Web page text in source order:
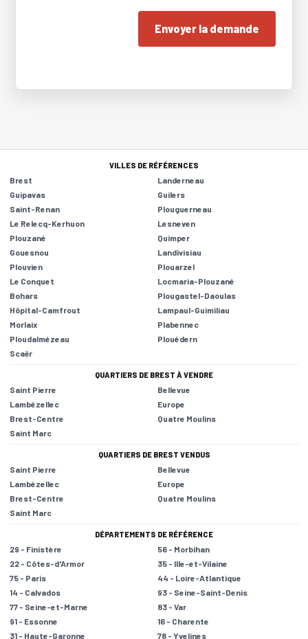
Envoyer la demande
VILLES DE RÉFÉRENCES
Brest
Landerneau
Guipavas
Guilers
Saint-Renan
Plouguerneau
Le Relecq-Kerhuon
Lesneven
Plouzané
Quimper
Gouesnou
Landivisiau
Plouvien
Plouarzel
Le Conquet
Locmaria-Plouzané
Bohars
Plougastel-Daoulas
Hôpital-Camfrout
Lampaul-Guimiliau
Morlaix
Plabennec
Ploudalmézeau
Plouédern
Scaër
QUARTIERS DE BREST À VENDRE
Saint Pierre
Bellevue
Lambézellec
Europe
Brest-Centre
Quatre Moulins
Saint Marc
QUARTIERS DE BREST VENDUS
Saint Pierre
Bellevue
Lambézellec
Europe
Brest-Centre
Quatre Moulins
Saint Marc
DÉPARTEMENTS DE RÉFÉRENCE
29 - Finistère
56 - Morbihan
22 - Côtes-d'Armor
35 - Ille-et-Vilaine
75 - Paris
44 - Loire-Atlantique
14 - Calvados
93 - Seine-Saint-Denis
77 - Seine-et-Marne
83 - Var
91 - Essonne
16 - Charente
31 - Haute-Garonne
78 - Yvelines